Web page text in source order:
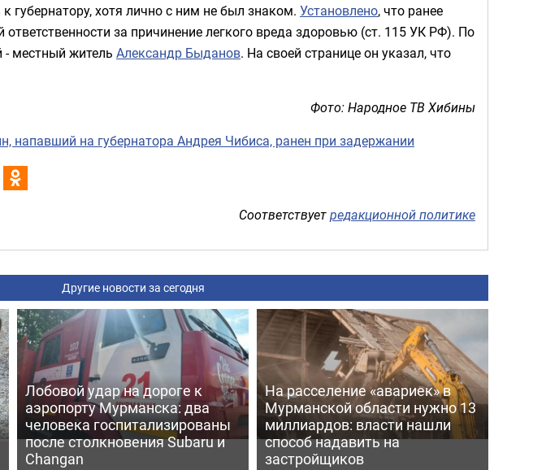
губернатору, хотя лично с ним не был знаком. Установлено, что ранее
за причинение легкого вреда здоровью (ст. 115 УК РФ). По
местный житель Александр Быданов. На своей странице он указал, что
Фото:Народное ТВ Хибины
напавший на губернатора Андрея Чибиса, ранен при задержании
Соответствуетредакционной политике
Другие новости за сегодня
Лобовой удар на дороге к
аэропорту Мурманска: два
человека госпитализированы
после столкновения Subaru и
Changan
На расселение «авариек» в
Мурманской области нужно 13
миллиардов: власти нашли
способ надавить на
застройщиков